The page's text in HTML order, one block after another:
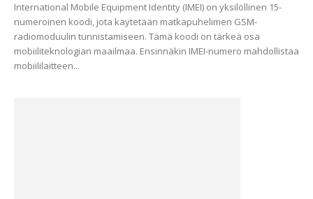
International Mobile Equipment Identity (IMEI) on yksilöllinen 15-
numeroinen koodi, jota käytetään matkapuhelimen GSM-
radiomoduulin tunnistamiseen. Tämä koodi on tärkeä osa
mobiiliteknologian maailmaa. Ensinnäkin IMEI-numero mahdollistaa
mobiililaitteen...